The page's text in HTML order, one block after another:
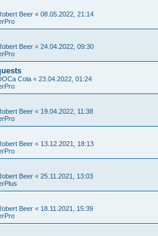
Beer « 08.05.2022, 21:14
Beer « 24.04.2022, 09:30
Cola « 23.04.2022, 01:24
Beer « 19.04.2022, 11:38
Beer « 13.12.2021, 18:13
Beer « 25.11.2021, 13:03
Beer « 18.11.2021, 15:39